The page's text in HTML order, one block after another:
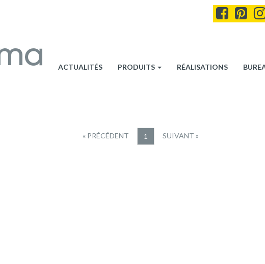
ACTUALITÉS PRODUITS RÉALISATIONS
« PRÉCÉDENT 1 SUIVANT »